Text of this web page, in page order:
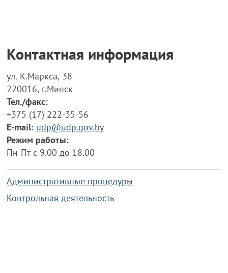
Контактная информация
ул. К.Маркса, 38
220016, г.Минск
Тел./факс:
+375 (17) 222-35-56
E-mail: udp@udp.gov.by
Режим работы:
Пн-Пт с 9.00 до 18.00
Административные процедуры
Контрольная деятельность